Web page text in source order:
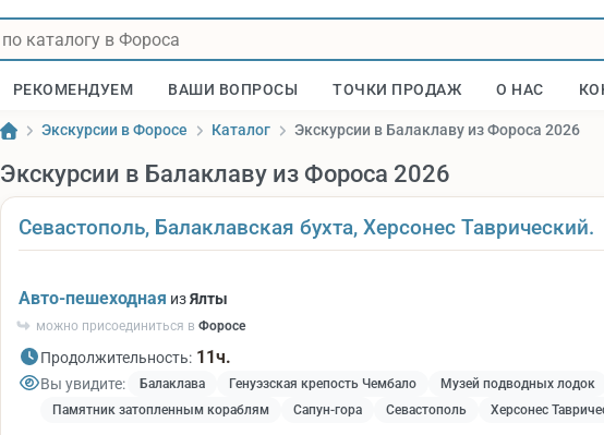
РЕКОМЕНДУЕМ ВАШИ ВОПРОСЫ ТОЧКИ ПРОДАЖ О НАС
Экскурсии в Форосе Каталог Экскурсии в Балаклаву из Фороса 2026
Экскурсии в Балаклаву из Фороса 2026
Севастополь, Балаклавская бухта, Херсонес Таврический.
Авто-пешеходная изЯлты
можно присоединиться в Форосе
Продолжительность: 11ч.
Вы увидите: Балаклава Генуэзская крепость Чембало
Музей подводных лодок
Памятник затопленным кораблям
Сапун-гора Севастополь Херсонес